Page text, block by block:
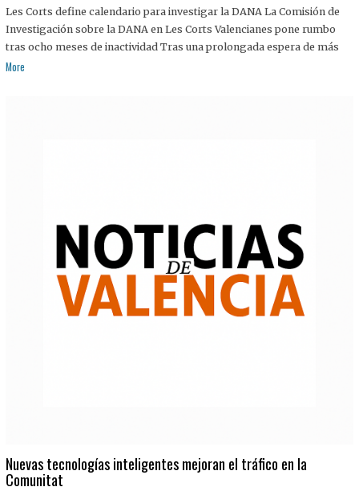
Les Corts define calendario para investigar la DANA La Comisión de
Investigación sobre la DANA en Les Corts Valencianes pone rumbo
tras ocho meses de inactividad Tras una prolongada espera de más
More
Nuevas tecnologías inteligentes mejoran el tráfico en la
Comunitat